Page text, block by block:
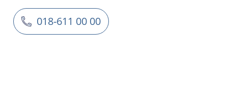
018-611 00 00